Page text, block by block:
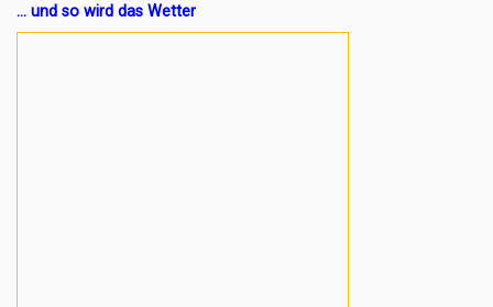
... und so wird das Wetter